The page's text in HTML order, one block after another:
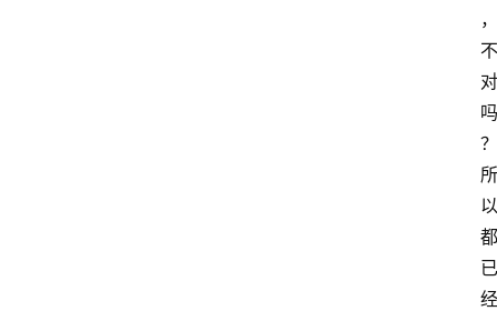
，
不
对
吗
？
所
以
都
已
经